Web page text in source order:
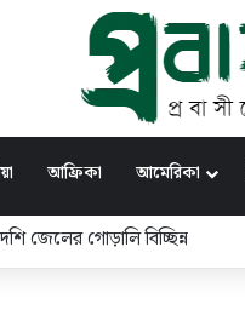
আফ্রিকা আমেরিকা
জেলের গোড়ালি বিচ্ছিন্ন